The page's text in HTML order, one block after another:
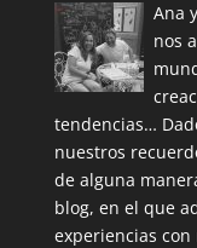
Ana
nos
tendencias…
nuestros
de alguna
blog, en el que
experiencias